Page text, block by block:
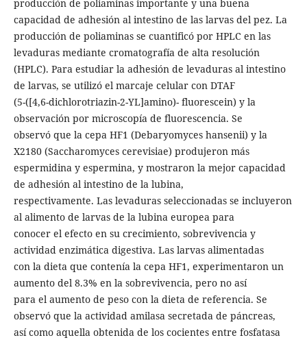
producción de poliaminas importante y una buena
capacidad de adhesión al intestino de las larvas del pez. La
producción de poliaminas se cuantificó por HPLC en las
levaduras mediante cromatografía de alta resolución
(HPLC). Para estudiar la adhesión de levaduras al intestino
de larvas, se utilizó el marcaje celular con DTAF
(5-([4,6-dichlorotriazin-2-YL]amino)- fluorescein) y la
observación por microscopía de fluorescencia. Se
observó que la cepa HF1 (Debaryomyces hansenii) y la
X2180 (Saccharomyces cerevisiae) produjeron más
espermidina y espermina, y mostraron la mejor capacidad
de adhesión al intestino de la lubina,
respectivamente. Las levaduras seleccionadas se incluyeron
al alimento de larvas de la lubina europea para
conocer el efecto en su crecimiento, sobrevivencia y
actividad enzimática digestiva. Las larvas alimentadas
con la dieta que contenía la cepa HF1, experimentaron un
aumento del 8.3% en la sobrevivencia, pero no así
para el aumento de peso con la dieta de referencia. Se
observó que la actividad amilasa secretada de páncreas,
así como aquella obtenida de los cocientes entre fosfatasa